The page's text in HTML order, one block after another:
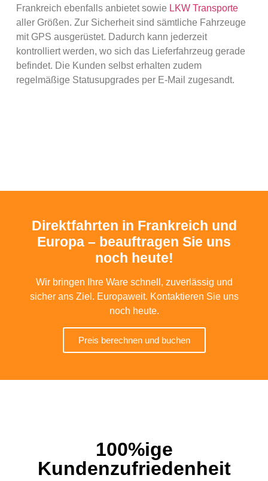
Frankreich ebenfalls anbietet sowie LKW Transporte
aller Größen. Zur Sicherheit sind sämtliche Fahrzeuge
mit GPS ausgerüstet. Dadurch kann jederzeit
kontrolliert werden, wo sich das Lieferfahrzeug gerade
befindet. Die Kunden selbst erhalten zudem
regelmäßige Statusupgrades per E-Mail zugesandt.
Direktfahrten in Frankreich und
Europa – beauftragen Sie uns
noch heute!
Wir bringen Ihre Ware schnell, zuverlässig und
sicher ans Ziel. Europaweit. Kontaktieren Sie uns
noch heute.
Preis berechnen und buchen
100%ige
Kundenzufriedenheit